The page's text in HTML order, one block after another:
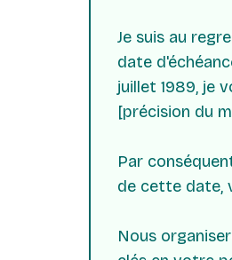
Je suis au
date
juillet 1989, je
[précision du
Par
de cette date,
Nous
Vos préférences en matière de